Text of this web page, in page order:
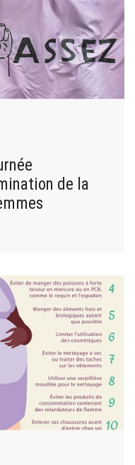
de la